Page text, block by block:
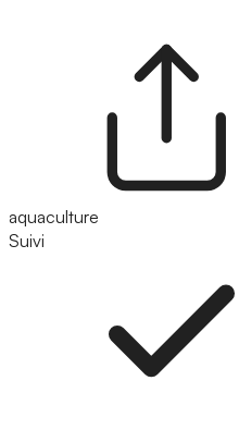
aquaculture
Suivi